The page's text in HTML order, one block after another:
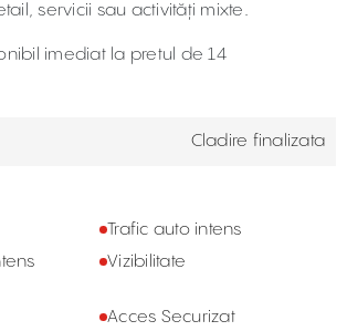
servicii sau activități mixte.
imediat la pretul de 14
Cladire finalizata
Trafic auto intens
Vizibilitate
Acces Securizat